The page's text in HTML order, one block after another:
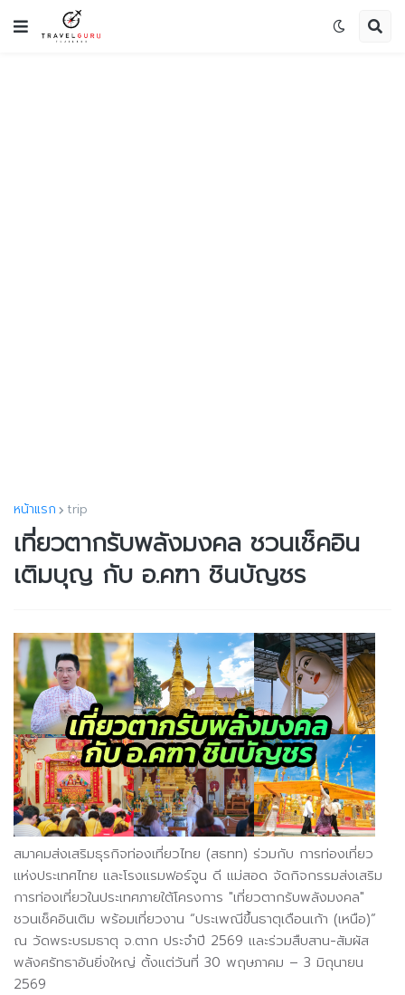
หน้าแรก trip
เที่ยวตากรับพลังมงคล ชวนเช็คอิน
เติมบุญ กับ อ.คฑา ชินบัญชร
สมาคมส่งเสริมธุรกิจท่องเที่ยวไทย (สธทท) ร่วมกับ การท่องเที่ยว
แห่งประเทศไทย และโรงแรมฟอร์จูน ดี แม่สอด จัดกิจกรรมส่งเสริม
การท่องเที่ยวในประเทศภายใต้โครงการ "เที่ยวตากรับพลังมงคล"
ชวนเช็คอินเติม พร้อมเที่ยวงาน “ประเพณีขึ้นธาตุเดือนเก้า (เหนือ)”
ณ วัดพระบรมธาตุ จ.ตาก ประจำปี 2569 และร่วมสืบสาน-สัมผัส
พลังศรัทธาอันยิ่งใหญ่ ตั้งแต่วันที่ 30 พฤษภาคม – 3 มิถุนายน
2569